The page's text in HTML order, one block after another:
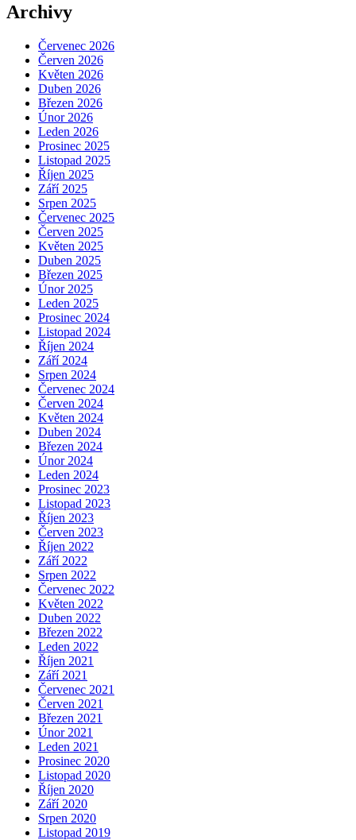
Archivy
Červenec 2026
Červen 2026
Květen 2026
Duben 2026
Březen 2026
Únor 2026
Leden 2026
Prosinec 2025
Listopad 2025
Říjen 2025
Září 2025
Srpen 2025
Červenec 2025
Červen 2025
Květen 2025
Duben 2025
Březen 2025
Únor 2025
Leden 2025
Prosinec 2024
Listopad 2024
Říjen 2024
Září 2024
Srpen 2024
Červenec 2024
Červen 2024
Květen 2024
Duben 2024
Březen 2024
Únor 2024
Leden 2024
Prosinec 2023
Listopad 2023
Říjen 2023
Červen 2023
Říjen 2022
Září 2022
Srpen 2022
Červenec 2022
Květen 2022
Duben 2022
Březen 2022
Leden 2022
Říjen 2021
Září 2021
Červenec 2021
Červen 2021
Březen 2021
Únor 2021
Leden 2021
Prosinec 2020
Listopad 2020
Říjen 2020
Září 2020
Srpen 2020
Listopad 2019